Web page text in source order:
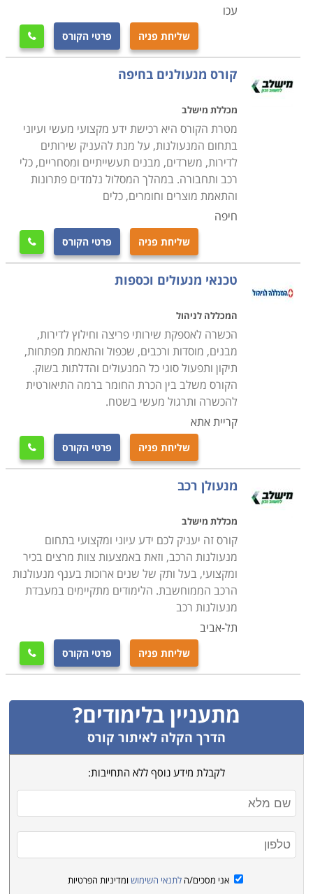
עכו
שליחת פניה פרטי הקורס 
קורס מנעולנים בחיפה
מכללת מישלב
מטרת הקורס היא רכישת ידע מקצועי מעשי ועיוני
בתחום המנעולנות, על מנת להעניק שירותים
לדירות, משרדים, מבנים תעשייתיים ומסחריים, כלי
רכב ותחבורה. במהלך המסלול נלמדים פתרונות
והתאמת מוצרים וחומרים, כלים
חיפה
שליחת פניה פרטי הקורס 
טכנאי מנעולים וכספות
המכללה לניהול
הכשרה לאספקת שירותי פריצה וחילוץ לדירות,
מבנים, מוסדות ורכבים, שכפול והתאמת מפתחות,
תיקון ותפעול סוגי כל המנעולים והדלתות בשוק.
הקורס משלב בין הכרת החומר ברמה התיאורטית
להכשרה ותרגול מעשי בשטח.
קריית אתא
שליחת פניה פרטי הקורס 
מנעולן רכב
מכללת מישלב
קורס זה יעניק לכם ידע עיוני ומקצועי בתחום
מנעולנות הרכב, וזאת באמצעות צוות מרצים בכיר
ומקצועי, בעל ותק של שנים ארוכות בענף מנעולנות
הרכב הממוחשבת. הלימודים מתקיימים במעבדת
מנעולנות רכב
תל-אביב
שליחת פניה פרטי הקורס 
מתעניין בלימודים?
הדרך הקלה לאיתור קורס
לקבלת מידע נוסף ללא התחייבות:
אני מסכים/ה לתנאי השימוש ומדיניות הפרטיות